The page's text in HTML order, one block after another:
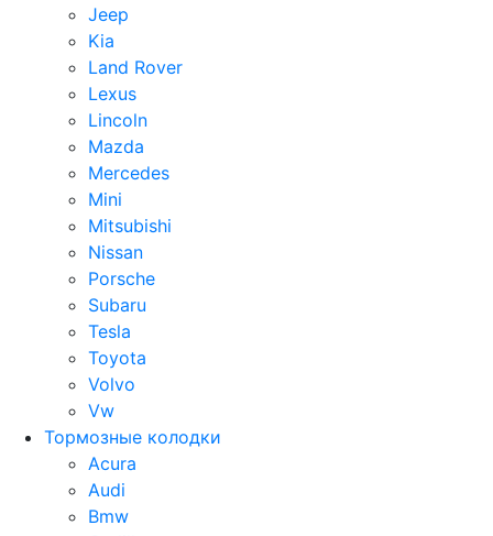
Jeep
Kia
Land Rover
Lexus
Lincoln
Mazda
Mercedes
Mini
Mitsubishi
Nissan
Porsche
Subaru
Tesla
Toyota
Volvo
Vw
Тормозные колодки
Acura
Audi
Bmw